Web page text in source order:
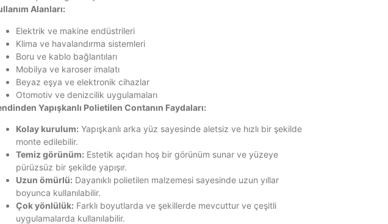
Alanları:
Elektrik ve makine endüstrileri
Klima ve havalandırma sistemleri
Boru ve kablo bağlantıları
Mobilya ve karoser imalatı
Beyaz eşya ve elektronik cihazlar
Otomotiv ve denizcilik uygulamaları
Yapışkanlı Polietilen Contanın Faydaları:
Kolay kurulum: Yapışkanlı arka yüz sayesinde aletsiz ve hızlı bir şekilde
monte edilebilir.
Temiz görünüm: Estetik açıdan hoş bir görünüm sunar ve yüzeye
pürüzsüz bir şekilde yapışır.
Uzun ömürlü: Dayanıklı polietilen malzemesi sayesinde uzun yıllar
boyunca kullanılabilir.
Çok yönlülük: Farklı boyutlarda ve şekillerde mevcuttur ve çeşitli
uygulamalarda kullanılabilir.